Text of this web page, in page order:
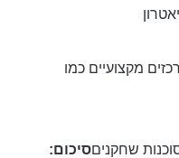
מקצועיים כמו
סיכום:שחקנים